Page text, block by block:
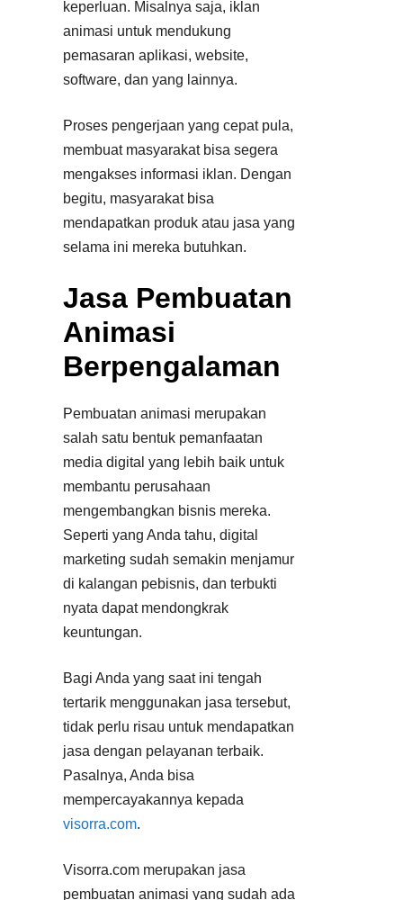
keperluan. Misalnya saja, iklan
animasi untuk mendukung
pemasaran aplikasi, website,
software, dan yang lainnya.
Proses pengerjaan yang cepat pula,
membuat masyarakat bisa segera
mengakses informasi iklan. Dengan
begitu, masyarakat bisa
mendapatkan produk atau jasa yang
selama ini mereka butuhkan.
Jasa Pembuatan
Animasi
Berpengalaman
Pembuatan animasi merupakan
salah satu bentuk pemanfaatan
media digital yang lebih baik untuk
membantu perusahaan
mengembangkan bisnis mereka.
Seperti yang Anda tahu, digital
marketing sudah semakin menjamur
di kalangan pebisnis, dan terbukti
nyata dapat mendongkrak
keuntungan.
Bagi Anda yang saat ini tengah
tertarik menggunakan jasa tersebut,
tidak perlu risau untuk mendapatkan
jasa dengan pelayanan terbaik.
Pasalnya, Anda bisa
mempercayakannya kepada
visorra.com.
Visorra.com merupakan jasa
pembuatan animasi yang sudah ada